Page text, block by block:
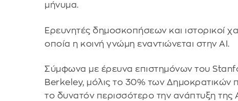
μήνυμα.
Ερευνητές δημοσκοπήσεων και ιστορικοί
οποία η κοινή γνώμη εναντιώνεται στην AI.
Σύμφωνα με έρευνα επιστημόνων του
Berkeley, μόλις το 30% των Δημοκρατικών
το δυνατόν περισσότερο την ανάπτυξη της